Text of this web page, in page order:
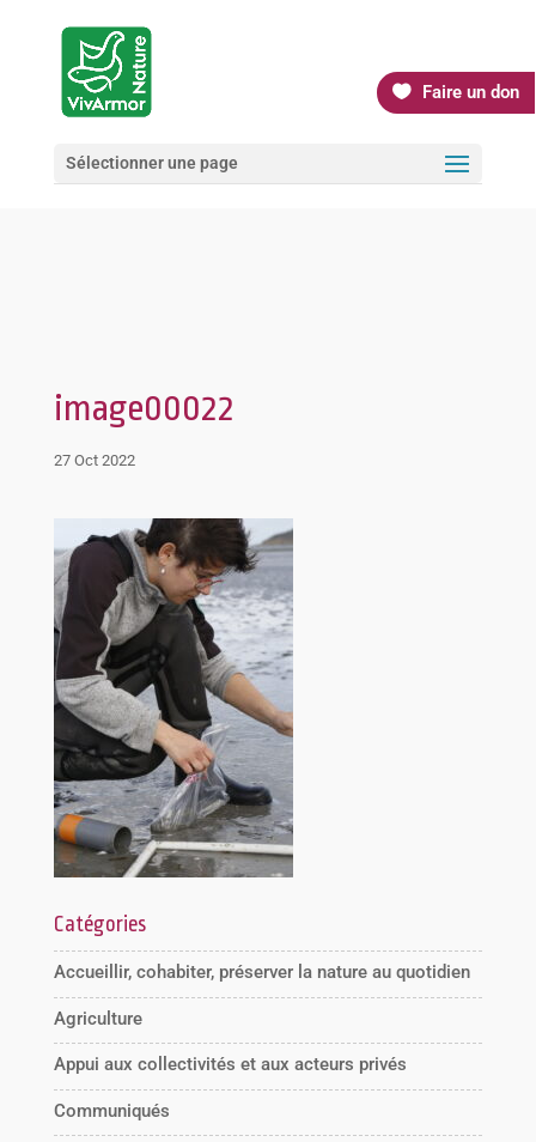
Faire un don
Sélectionner une page
image00022
27 Oct 2022
Catégories
Accueillir, cohabiter, préserver la nature au quotidien
Agriculture
Appui aux collectivités et aux acteurs privés
Communiqués